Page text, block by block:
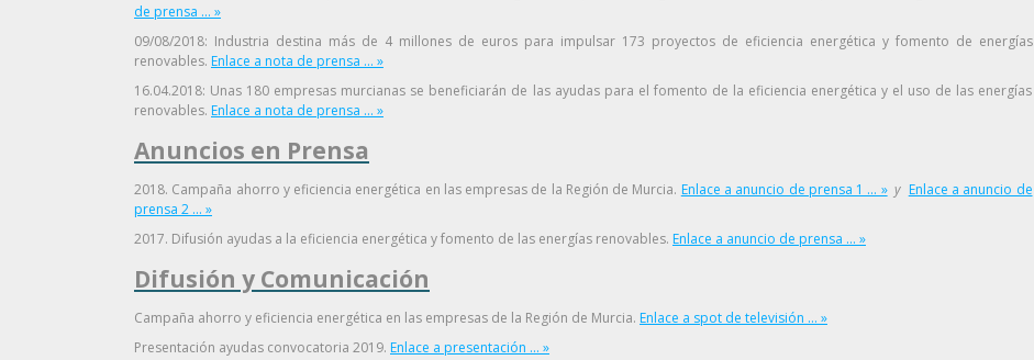
de prensa ... »
09/08/2018: Industria destina más de 4 millones de euros para impulsar 173 proyectos de eficiencia energética y fomento de energías
renovables. Enlace a nota de prensa ... »
16.04.2018: Unas 180 empresas murcianas se beneficiarán de las ayudas para el fomento de la eficiencia energética y el uso de las energías
renovables. Enlace a nota de prensa ... »
Anuncios en Prensa
2018. Campaña ahorro y eficiencia energética en las empresas de la Región de Murcia. Enlace a anuncio de prensa 1 ... »y Enlace a anuncio de
prensa 2 ... »
2017. Difusión ayudas a la eficiencia energética y fomento de las energías renovables. Enlace a anuncio de prensa ... »
Difusión y Comunicación
Campaña ahorro y eficiencia energética en las empresas de la Región de Murcia. Enlace a spot de televisión ... »
Presentación ayudas convocatoria 2019. Enlace a presentación ... »